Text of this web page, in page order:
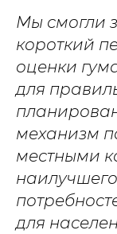
Мы смогли
короткий
оценки
для
механизм
местными
для